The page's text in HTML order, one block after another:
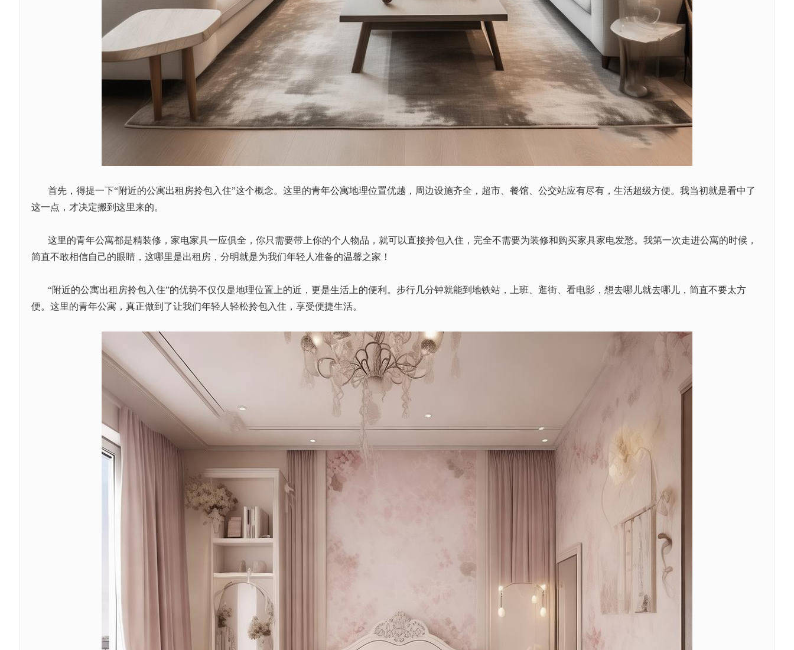
首先，得提一下“附近的公寓出租 房拎包入住”这个概念。这里的青年公寓地理位置优越，周边设施齐全，超市、餐馆、公交站应有尽有，生活超级方便。我当初就是看中了
这一点，才决定搬到这里来的。
这里的青年公寓都是精装修，家电家具一应俱全，你只需要带上你的个人物品，就可以直接拎包入住，完全不需要为装修和购买家具家电发愁。我第一次走进公寓的时候，
简直不敢相信自己的眼睛，这哪里是出租房，分明就是为我们年轻人准备的温馨之家！
“附近的公寓出租房拎包入住”的优势不仅仅是地理位置上的近，更是生活上的便利。步行几分钟就能到地铁站，上班、逛街、看电影，想去哪儿就去哪儿，简直不要太方
便。这里的青年公寓，真正做到了让我们年轻人轻松拎包入住，享受便捷生活。